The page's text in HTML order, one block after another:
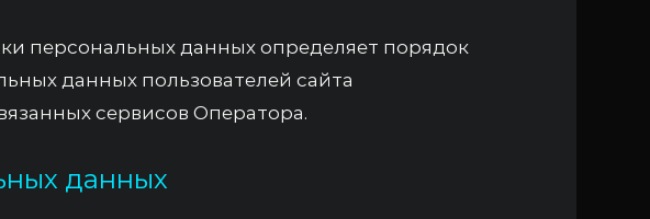
персональных данных определяет порядок
данных пользователей сайта
сервисов Оператора.
данных